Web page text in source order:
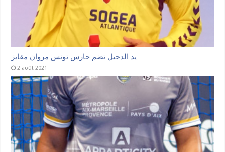
يد الدحيل تضم حارس تونس مروان مقايز
2 août 2021